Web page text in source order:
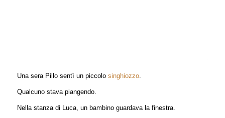
Una sera Pillo sentì un piccolo singhiozzo.
Qualcuno stava piangendo.
Nella stanza di Luca, un bambino guardava la finestra.